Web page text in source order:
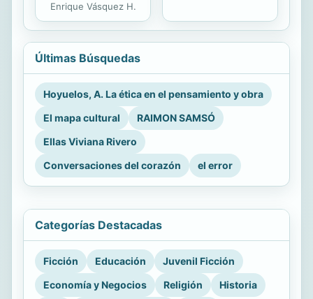
Enrique Vásquez H.
Últimas Búsquedas
Hoyuelos, A. La ética en el pensamiento y obra
El mapa cultural
RAIMON SAMSÓ
Ellas Viviana Rivero
Conversaciones del corazón
el error
Categorías Destacadas
Ficción Educación
Juvenil Ficción
Economía y Negocios
Religión Historia